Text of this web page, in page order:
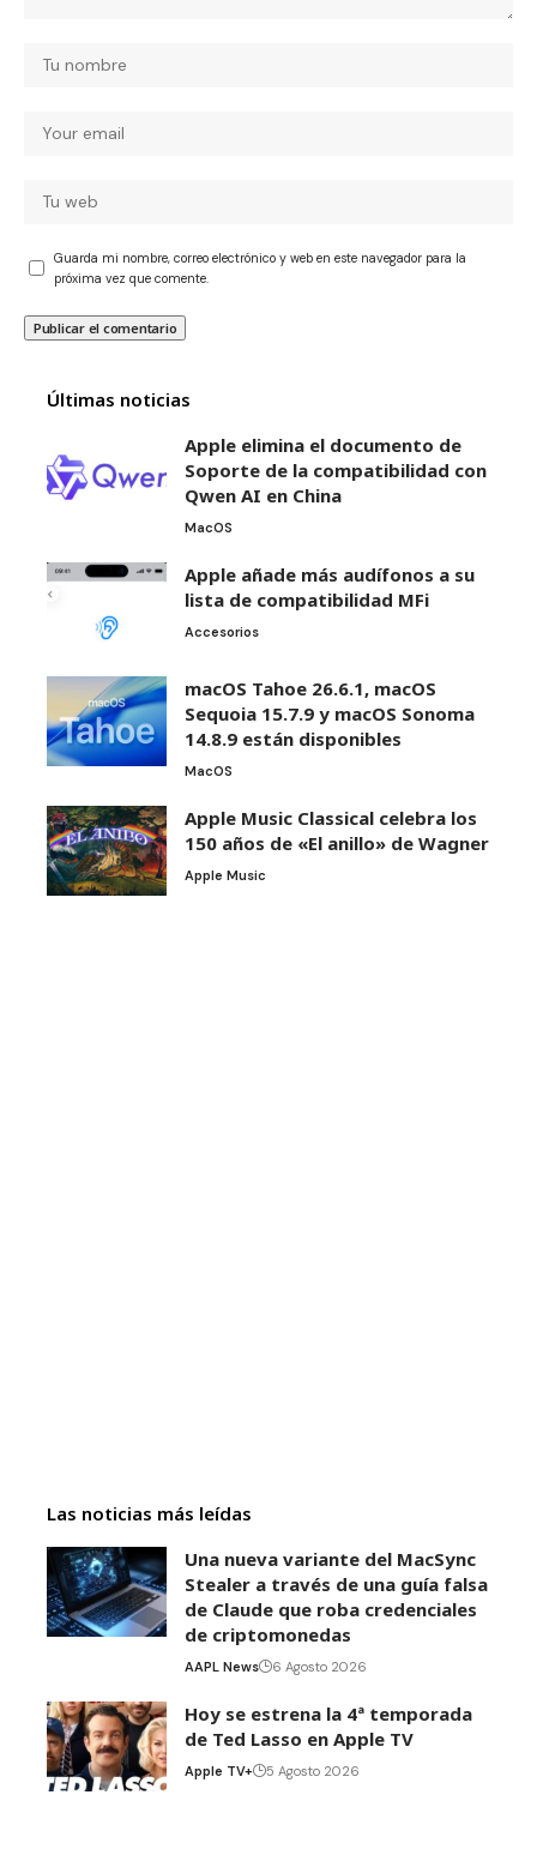
Guarda mi nombre, correo electrónico y web en este navegador para la
próxima vez que comente.
Últimas noticias
Apple elimina el documento de
Soporte de la compatibilidad con
Qwen AI en China
MacOS
Apple añade más audífonos a su
lista de compatibilidad MFi
Accesorios
macOS Tahoe 26.6.1, macOS
Sequoia 15.7.9 y macOS Sonoma
14.8.9 están disponibles
MacOS
Apple Music Classical celebra los
150 años de «El anillo» de Wagner
Apple Music
Las noticias más leídas
Una nueva variante del MacSync
Stealer a través de una guía falsa
de Claude que roba credenciales
de criptomonedas
AAPL News 6 Agosto 2026
Hoy se estrena la 4ª temporada
de Ted Lasso en Apple TV
Apple TV+ 5 Agosto 2026